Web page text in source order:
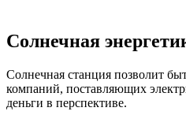
Солнечная
Солнечная станция позволит
компаний, поставляющих
деньги в перспективе.